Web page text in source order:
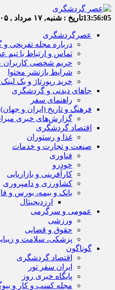
13:56:05تاریخ : شنبه, ۱۷ مرداد , ۱۴۰۵
عصرگردشگری
درباره مجله تفریحی
تماس و ارتباط با
حریم شخصی
شرایط بازنشر محتوا
خرید رپورتاژ و بک
جاهای دیدنی و گردشگری
راهنمای سفر
فرهنگ و تاریخ (ایران و جهان)
گزارش‌های خبری
اقتصاد گردشگری
غذا و رستوران
صنعت و تجارت و خدمات
فناوری
خودرو
کارآفرینی و بازاریابی
کشاورزی و دامپروری
بانک و بیمه، بورس و
ارزدیجیتال
عمومی و سرگرمی
ورزشی
حقوق و قضایی
پزشکی، سلامت و
گوناگون
اقتصاد گردشگری
ایران سفر تور
پایگاه خبری روز
مجله کسب و کار و